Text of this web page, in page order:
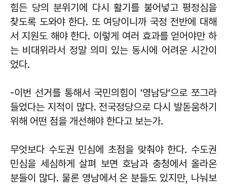
힘든 당의 분위기에 다시 활기를 불어넣고 평정심을
찾도록 도와야 한다. 또 여당이니까 국정 전반에 대해
서 지원도 해야 한다. 이렇게 여러 효과를 얻어야만 하
는 비대위라서 정말 의미 있는 동시에 어려운 시간이
었다.
-이번 선거를 통해서 국민의힘이 '영남당'으로 쪼그라
들었다는 지적이 많다. 전국정당으로 다시 발돋움하기
위해 어떤 점을 개선해야 한다고 보는가.
무엇보다 수도권 민심에 초점을 맞춰야 한다. 수도권
민심을 세심하게 살펴 보면 호남과 충청에서 올라온
분들이 많다. 물론 영남에서 온 분들도 있지만, 나눠보